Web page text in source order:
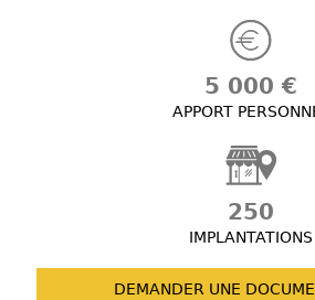
5 000 €
APPORT
250
IMPLANTATIONS
DEMANDER UNE